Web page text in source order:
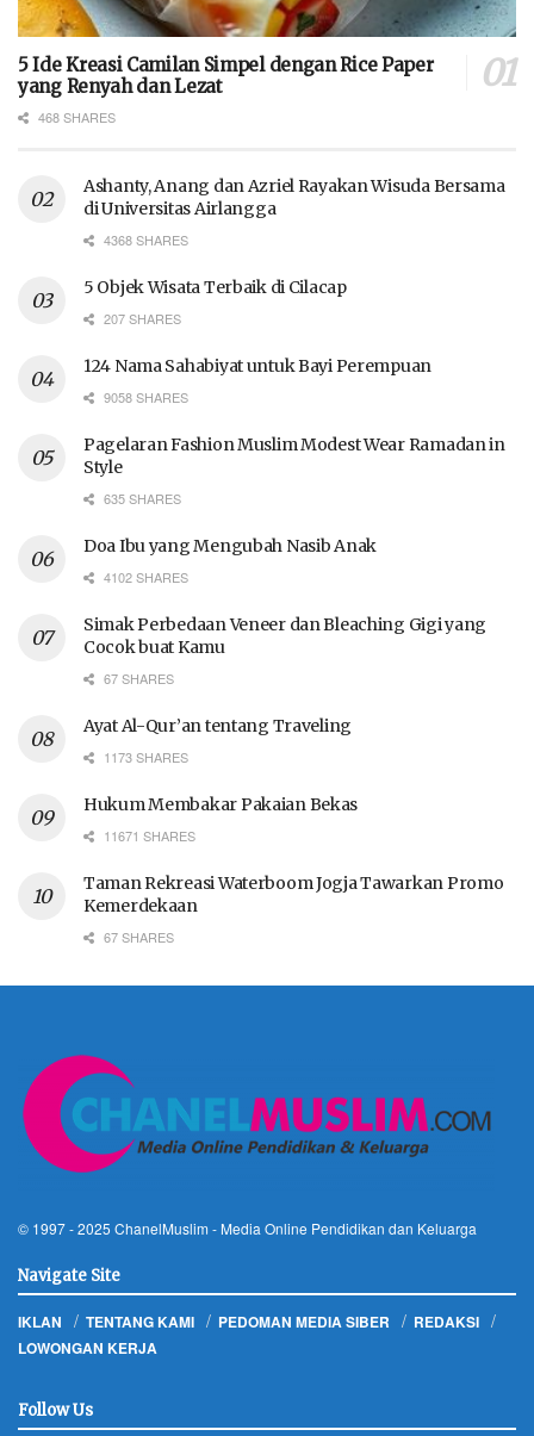
5 Ide Kreasi Camilan Simpel dengan Rice Paper
yang Renyah dan Lezat
468 SHARES
Ashanty, Anang dan Azriel Rayakan Wisuda Bersama
di Universitas Airlangga
4368 SHARES
5 Objek Wisata Terbaik di Cilacap
207 SHARES
124 Nama Sahabiyat untuk Bayi Perempuan
9058 SHARES
Pagelaran Fashion Muslim Modest Wear Ramadan in
Style
635 SHARES
Doa Ibu yang Mengubah Nasib Anak
4102 SHARES
Simak Perbedaan Veneer dan Bleaching Gigi yang
Cocok buat Kamu
67 SHARES
Ayat Al-Qur’an tentang Traveling
1173 SHARES
Hukum Membakar Pakaian Bekas
11671 SHARES
Taman Rekreasi Waterboom Jogja Tawarkan Promo
Kemerdekaan
67 SHARES
© 1997 - 2025 ChanelMuslim - Media Online Pendidikan dan Keluarga
Navigate Site
IKLAN TENTANG KAMI PEDOMAN MEDIA SIBER
REDAKSI
LOWONGAN KERJA
Follow Us